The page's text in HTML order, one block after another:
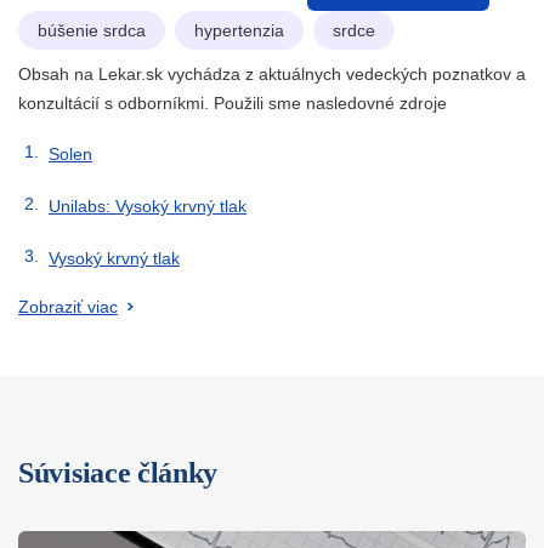
búšenie srdca hypertenzia srdce
Obsah na Lekar.sk vychádza z aktuálnych vedeckých poznatkov a
konzultácií s odborníkmi. Použili sme nasledovné zdroje
Solen
Unilabs: Vysoký krvný tlak
Vysoký krvný tlak
Zobraziť viac
Súvisiace články